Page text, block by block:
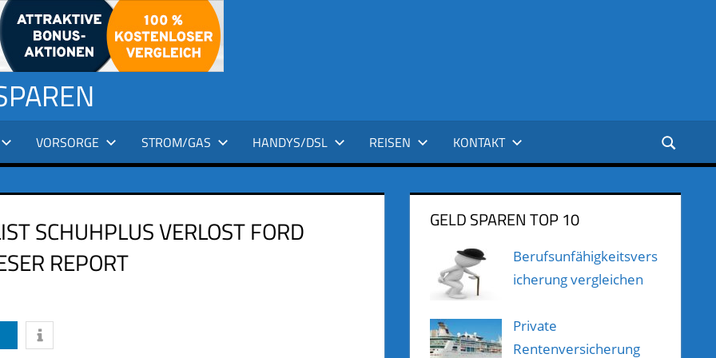
VORSORGE STROM/GAS HANDYS/DSL REISEN KONTAKT
SCHUHPLUS VERLOST FORD F
REPORT
GELD SPAREN TOP 10
Berufsunfähigkeitsvers
icherung vergleichen
Private
Rentenversicherung